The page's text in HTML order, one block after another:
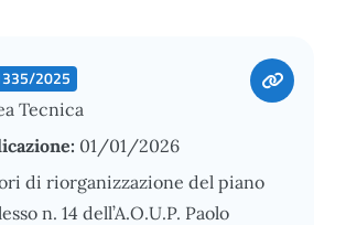
2025
Tecnica
01/01/2026
di riorganizzazione del piano
n. 14 dell’A.O.U.P. Paolo